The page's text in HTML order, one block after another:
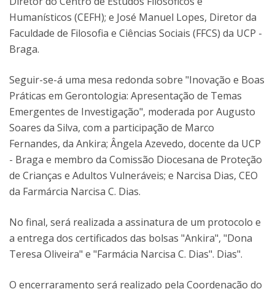
Humanísticos (CEFH); e José Manuel Lopes, Diretor da
Faculdade de Filosofia e Ciências Sociais (FFCS) da UCP -
Braga.
Seguir-se-á uma mesa redonda sobre "Inovação e Boas
Práticas em Gerontologia: Apresentação de Temas
Emergentes de Investigação", moderada por Augusto
Soares da Silva, com a participação de Marco
Fernandes, da Ankira; Ângela Azevedo, docente da UCP
- Braga e membro da Comissão Diocesana de Proteção
de Crianças e Adultos Vulneráveis; e Narcisa Dias, CEO
da Farmárcia Narcisa C. Dias.
No final, será realizada a assinatura de um protocolo e
a entrega dos certificados das bolsas "Ankira", "Dona
Teresa Oliveira" e "Farmácia Narcisa C. Dias". Dias".
O encerraramento será realizado pela Coordenação do